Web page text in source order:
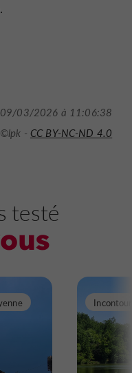
09/03/2026 à 11:06:38
©lpk - CC BY-NC-ND 4.0
testé